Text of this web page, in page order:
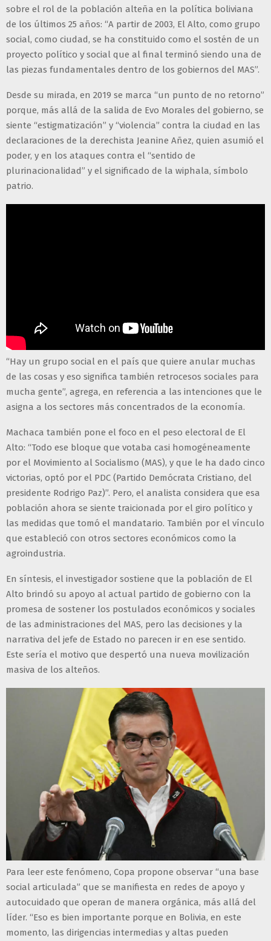
sobre el rol de la población alteña en la política boliviana
de los últimos 25 años: “A partir de 2003, El Alto, como grupo
social, como ciudad, se ha constituido como el sostén de un
proyecto político y social que al final terminó siendo una de
las piezas fundamentales dentro de los gobiernos del MAS”.
Desde su mirada, en 2019 se marca “un punto de no retorno”
porque, más allá de la salida de Evo Morales del gobierno, se
siente “estigmatización” y “violencia” contra la ciudad en las
declaraciones de la derechista Jeanine Añez, quien asumió el
poder, y en los ataques contra el “sentido de
plurinacionalidad” y el significado de la wiphala, símbolo
patrio.
“Hay un grupo social en el país que quiere anular muchas
de las cosas y eso significa también retrocesos sociales para
mucha gente”, agrega, en referencia a las intenciones que le
asigna a los sectores más concentrados de la economía.
Machaca también pone el foco en el peso electoral de El
Alto: “Todo ese bloque que votaba casi homogéneamente
por el Movimiento al Socialismo (MAS), y que le ha dado cinco
victorias, optó por el PDC (Partido Demócrata Cristiano, del
presidente Rodrigo Paz)”. Pero, el analista considera que esa
población ahora se siente traicionada por el giro político y
las medidas que tomó el mandatario. También por el vínculo
que estableció con otros sectores económicos como la
agroindustria.
En síntesis, el investigador sostiene que la población de El
Alto brindó su apoyo al actual partido de gobierno con la
promesa de sostener los postulados económicos y sociales
de las administraciones del MAS, pero las decisiones y la
narrativa del jefe de Estado no parecen ir en ese sentido.
Este sería el motivo que despertó una nueva movilización
masiva de los alteños.
Para leer este fenómeno, Copa propone observar “una base
social articulada” que se manifiesta en redes de apoyo y
autocuidado que operan de manera orgánica, más allá del
líder. “Eso es bien importante porque en Bolivia, en este
momento, las dirigencias intermedias y altas pueden